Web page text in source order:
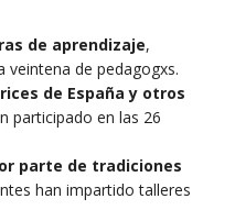
de aprendizaje,
veintena de pedagogxs.
de España y otros
participado en las 26
parte de tradiciones
han impartido talleres